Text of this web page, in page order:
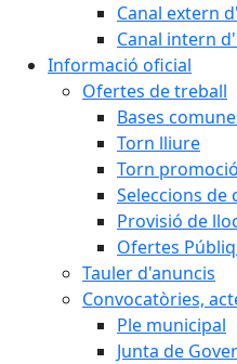
Canal extern
Canal intern
Informació oficial
Ofertes de treball
Bases
Torn lliure
Torn
Seleccions
Provisió de
Ofertes
Tauler d'anuncis
Convocatòries,
Ple municipal
Junta de